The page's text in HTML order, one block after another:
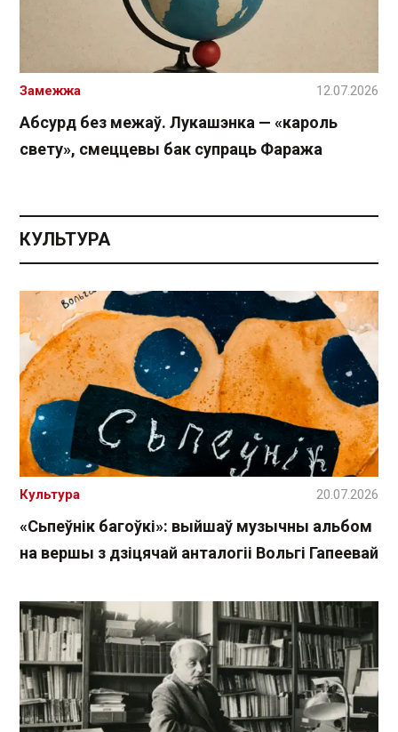
Абсурд без межаў. Лукашэнка — «кароль
свету», смеццевы бак супраць Фаража
Замежжа 12.07.2026
КУЛЬТУРА
«Сьпеўнік багоўкі»: выйшаў музычны альбом
на вершы з дзіцячай анталогіі Вольгі Гапеевай
Культура 20.07.2026